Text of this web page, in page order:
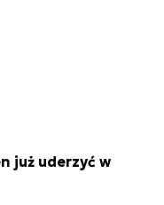
już uderzyć w